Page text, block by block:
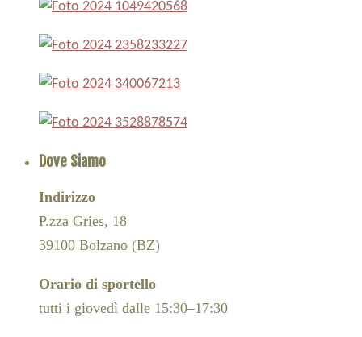
Dove Siamo
Indirizzo
P.zza Gries, 18
39100 Bolzano (BZ)
Orario di sportello
tutti i giovedì dalle 15:30–17:30